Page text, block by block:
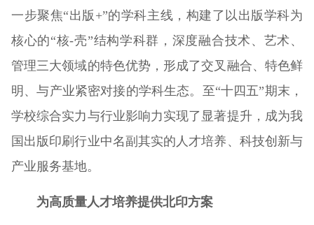
一步聚焦“出版+”的学科主线，构建了以出版学科为
核心的“核-壳”结构学科群，深度融合技术、艺术、
管理三大领域的特色优势，形成了交叉融合、特色鲜
明、与产业紧密对接的学科生态。至“十四五”期末，
学校综合实力与行业影响力实现了显著提升，成为我
国出版印刷行业中名副其实的人才培养、科技创新与
产业服务基地。
为高质量人才培养提供北印方案